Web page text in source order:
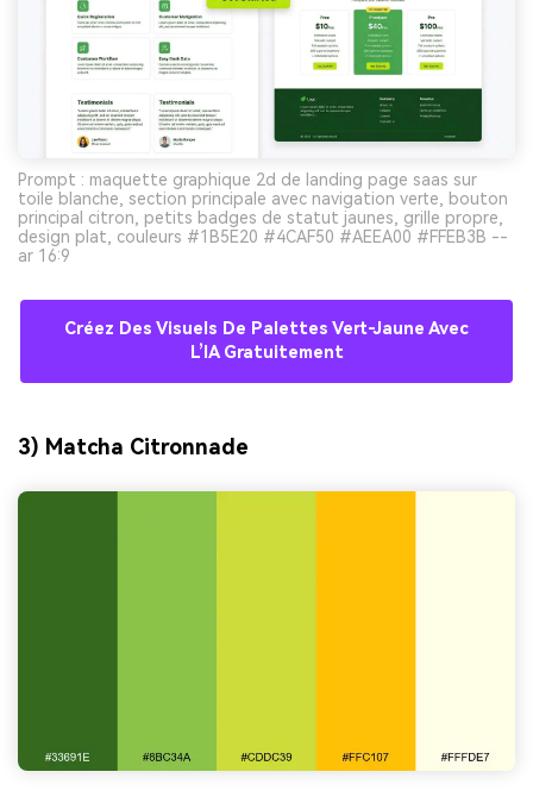
Prompt : maquette graphique 2d de landing page saas sur
toile blanche, section principale avec navigation verte, bouton
principal citron, petits badges de statut jaunes, grille propre,
design plat, couleurs #1B5E20 #4CAF50 #AEEA00 #FFEB3B --
ar 16:9
Créez Des Visuels De Palettes Vert-Jaune Avec
L’IA Gratuitement
3) Matcha Citronnade